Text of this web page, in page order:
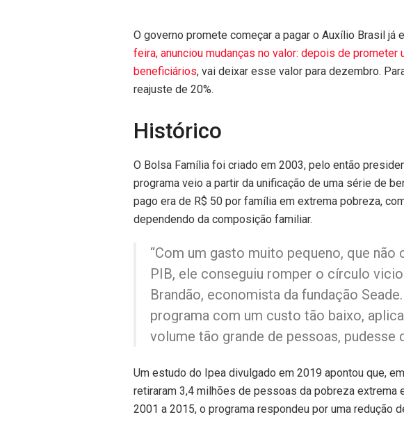
O governo promete começar a pagar o Auxílio Brasil já
feira, anunciou mudanças no valor: depois de prometer
beneficiários, vai deixar esse valor para dezembro.
reajuste de 20%.
Histórico
O Bolsa Família foi criado em 2003, pelo então
programa veio a partir da unificação de uma série de
pago era de R$ 50 por família em extrema pobreza,
dependendo da composição familiar.
“Com um gasto muito pequeno, que
PIB, ele conseguiu romper o círculo
Brandão, economista da fundação
programa com um custo tão baixo,
volume tão grande de pessoas, pudesse
Um estudo do Ipea divulgado em 2019 apontou que,
retiraram 3,4 milhões de pessoas da pobreza extrema
2001 a 2015, o programa respondeu por uma redução